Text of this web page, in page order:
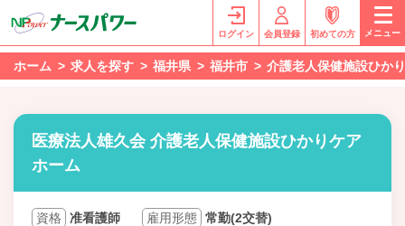
ログイン 会員登録 初めての方 メニュー
ホーム 求人を探す 福井県 福井市 介護老人保健施設ひか
医療法人雄久会 介護老人保健施設ひかりケア
ホーム
資格 准看護師 雇用形態 常勤(2交替)